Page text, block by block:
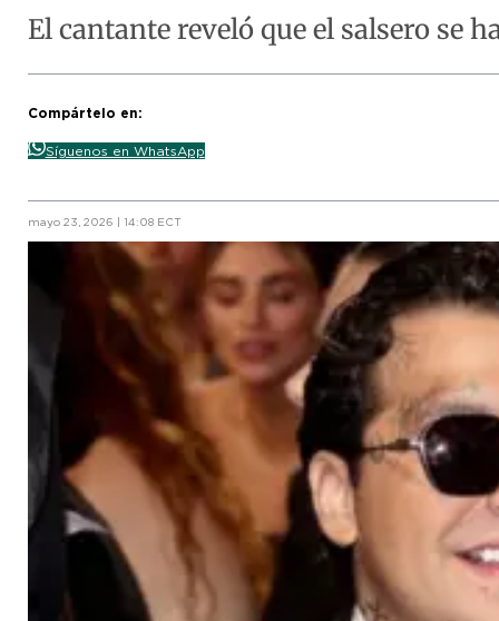
El cantante reveló que el salsero se
Compártelo en:
Síguenos en WhatsApp
mayo 23, 2026 | 14:08 ECT